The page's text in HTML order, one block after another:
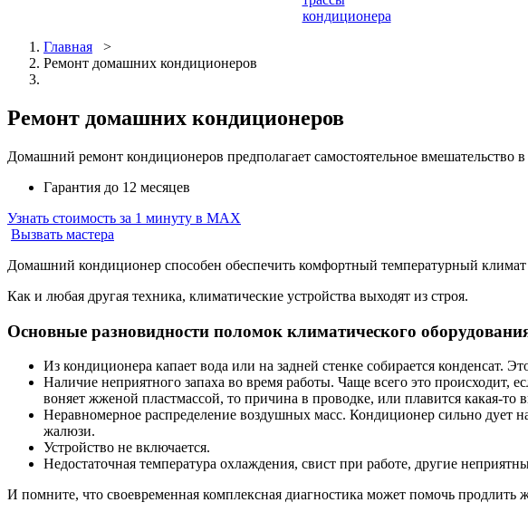
кондиционера
Главная >
Ремонт домашних кондиционеров
Ремонт домашних кондиционеров
Домашний ремонт кондиционеров предполагает самостоятельное
Гарантия до 12 месяцев
Узнать стоимость за 1 минуту в MAX
Вызвать мастера
Домашний кондиционер способен обеспечить комфортный температурный
Как и любая другая техника, климатические устройства выходят из строя.
Основные разновидности поломок климатического
Из кондиционера капает вода или на задней стенке собирается конденсат.
Наличие неприятного запаха во время работы. Чаще всего это происходит,
воняет жженой пластмассой, то причина в проводке, или плавится какая-то
Неравномерное распределение воздушных масс. Кондиционер сильно дует
жалюзи.
Устройство не включается.
Недостаточная температура охлаждения, свист при работе, другие
И помните, что своевременная комплексная диагностика может помочь продлить